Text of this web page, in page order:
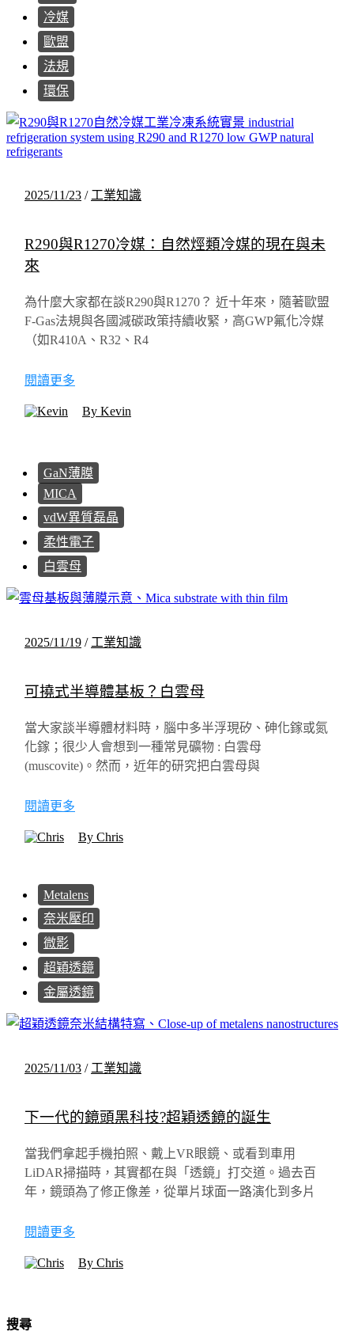
冷媒
歐盟
法規
環保
2025/11/23 / 工業知識
R290與R1270冷媒：自然烴類冷媒的現在與未
來
為什麼大家都在談R290與R1270？ 近十年來，隨著歐盟
F-Gas法規與各國減碳政策持續收緊，高GWP氟化冷媒
（如R410A、R32、R4
閱讀更多
By Kevin
GaN薄膜
MICA
vdW異質磊晶
柔性電子
白雲母
2025/11/19 / 工業知識
可撓式半導體基板？白雲母
當大家談半導體材料時，腦中多半浮現矽、砷化鎵或氮
化鎵；很少人會想到一種常見礦物 : 白雲母
(muscovite)。然而，近年的研究把白雲母與
閱讀更多
By Chris
Metalens
奈米壓印
微影
超穎透鏡
金屬透鏡
2025/11/03 / 工業知識
下一代的鏡頭黑科技?超穎透鏡的誕生
當我們拿起手機拍照、戴上VR眼鏡、或看到車用
LiDAR掃描時，其實都在與「透鏡」打交道。過去百
年，鏡頭為了修正像差，從單片球面一路演化到多片
閱讀更多
By Chris
搜尋